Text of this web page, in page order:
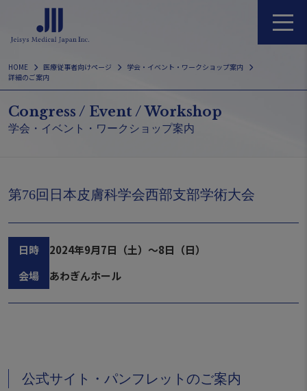
content
HOME 医療従事者向けページ
学会・イベント・ワークショップ案内
詳細のご案内
Congress / Event / Workshop
学会・イベント・ワークショップ案内
第76回日本皮膚科学会西部支部学術大会
日時
2024年9月7日（土）～8日（日）
会場
あわぎんホール
公式サイト・パンフレットのご案内